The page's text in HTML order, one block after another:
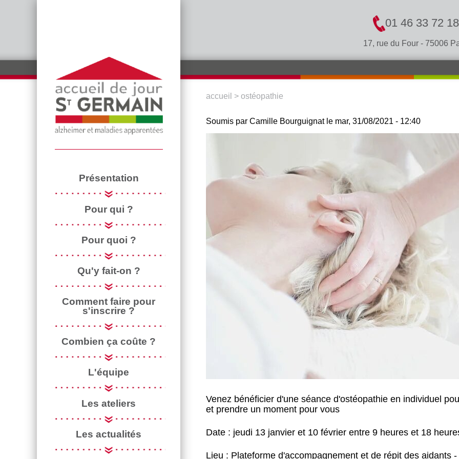
Présentation
Pour qui ?
Pour quoi ?
Qu'y fait-on ?
Comment faire pour
s'inscrire ?
Combien ça coûte ?
L'équipe
Les ateliers
Les actualités
01 46 33 72 18
17, rue du Four - 75006
accueil > ostéopathie
Soumis par Camille Bourguignatle mar, 31/08/2021 - 12:40
Venez bénéficier d'une séance d'ostéopathie en individuel
et prendre un moment pour vous
Date : jeudi 13 janvier et 10 février entre 9 heures et 18
Lieu : Plateforme d'accompagnement et de répit des aidants